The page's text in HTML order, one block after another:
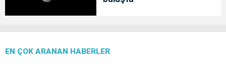
EN ÇOK ARANAN HABERLER